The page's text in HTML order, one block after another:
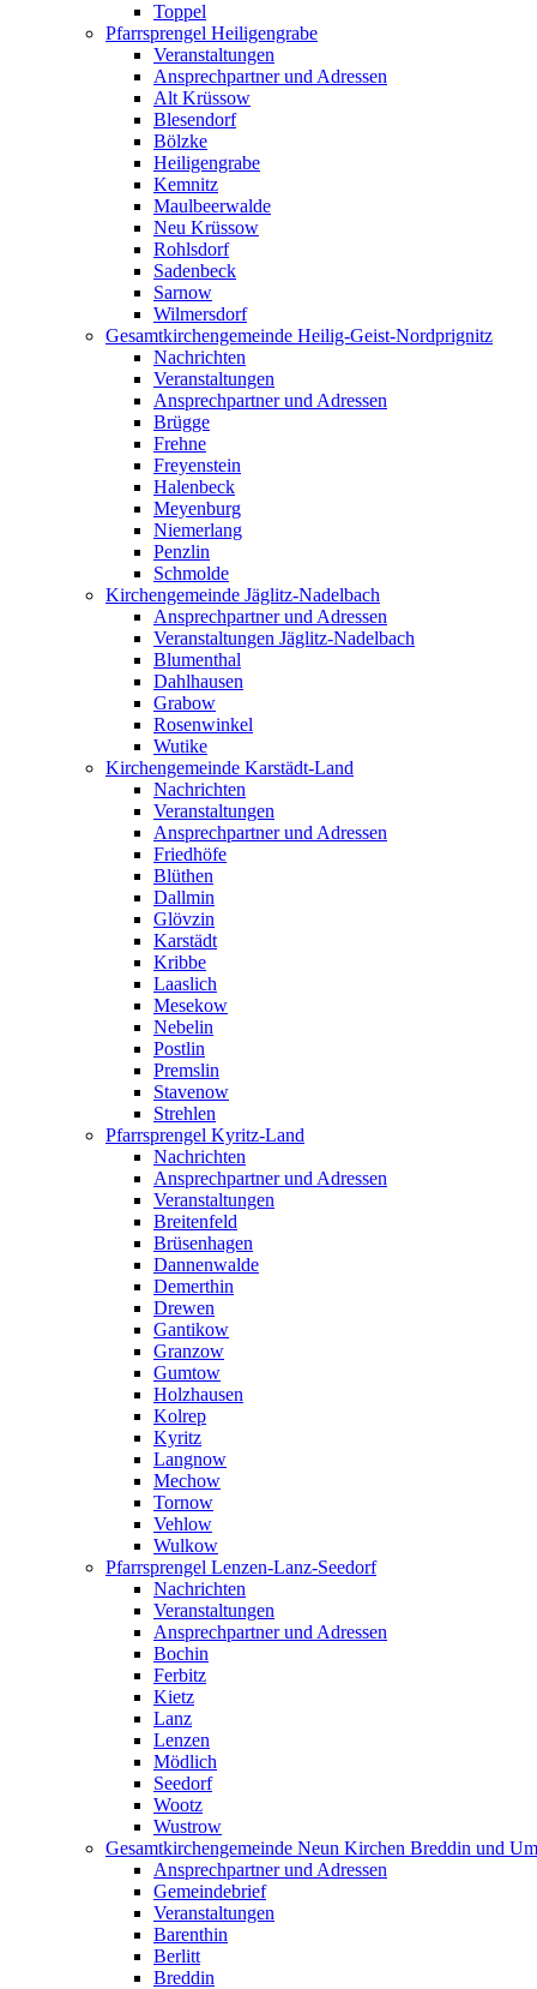
Toppel
Pfarrsprengel Heiligengrabe
Veranstaltungen
Ansprechpartner und Adressen
Alt Krüssow
Blesendorf
Bölzke
Heiligengrabe
Kemnitz
Maulbeerwalde
Neu Krüssow
Rohlsdorf
Sadenbeck
Sarnow
Wilmersdorf
Gesamtkirchengemeinde Heilig-Geist-Nordprignitz
Nachrichten
Veranstaltungen
Ansprechpartner und Adressen
Brügge
Frehne
Freyenstein
Halenbeck
Meyenburg
Niemerlang
Penzlin
Schmolde
Kirchengemeinde Jäglitz-Nadelbach
Ansprechpartner und Adressen
Veranstaltungen Jäglitz-Nadelbach
Blumenthal
Dahlhausen
Grabow
Rosenwinkel
Wutike
Kirchengemeinde Karstädt-Land
Nachrichten
Veranstaltungen
Ansprechpartner und Adressen
Friedhöfe
Blüthen
Dallmin
Glövzin
Karstädt
Kribbe
Laaslich
Mesekow
Nebelin
Postlin
Premslin
Stavenow
Strehlen
Pfarrsprengel Kyritz-Land
Nachrichten
Ansprechpartner und Adressen
Veranstaltungen
Breitenfeld
Brüsenhagen
Dannenwalde
Demerthin
Drewen
Gantikow
Granzow
Gumtow
Holzhausen
Kolrep
Kyritz
Langnow
Mechow
Tornow
Vehlow
Wulkow
Pfarrsprengel Lenzen-Lanz-Seedorf
Nachrichten
Veranstaltungen
Ansprechpartner und Adressen
Bochin
Ferbitz
Kietz
Lanz
Lenzen
Mödlich
Seedorf
Wootz
Wustrow
Gesamtkirchengemeinde Neun Kirchen Breddin und
Ansprechpartner und Adressen
Gemeindebrief
Veranstaltungen
Barenthin
Berlitt
Breddin